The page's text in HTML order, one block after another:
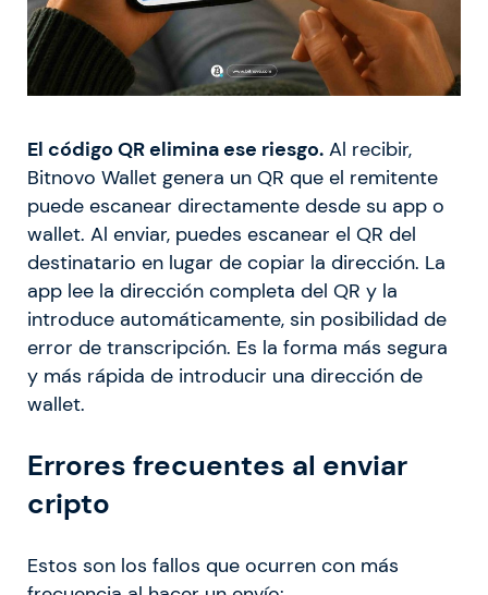
El código QR elimina ese riesgo. Al recibir,
Bitnovo Wallet genera un QR que el remitente
puede escanear directamente desde su app o
wallet. Al enviar, puedes escanear el QR del
destinatario en lugar de copiar la dirección. La
app lee la dirección completa del QR y la
introduce automáticamente, sin posibilidad de
error de transcripción. Es la forma más segura
y más rápida de introducir una dirección de
wallet.
Errores frecuentes al enviar
cripto
Estos son los fallos que ocurren con más